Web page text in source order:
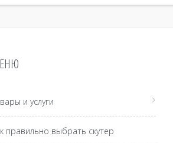
и услуги
правильно выбрать скутер